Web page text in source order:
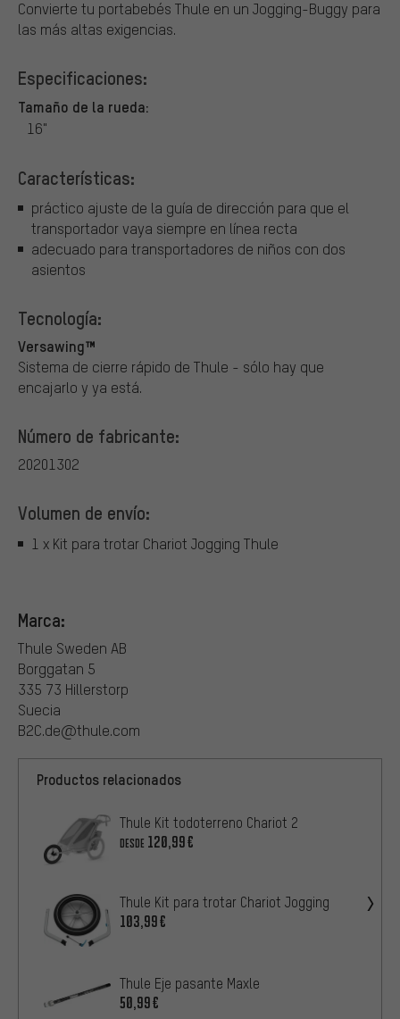
Convierte tu portabebés Thule en un Jogging-Buggy para
las más altas exigencias.
Especificaciones:
Tamaño de la rueda:
16"
Características:
práctico ajuste de la guía de dirección para que el
transportador vaya siempre en línea recta
adecuado para transportadores de niños con dos
asientos
Tecnología:
Versawing™
Sistema de cierre rápido de Thule - sólo hay que
encajarlo y ya está.
Número de fabricante:
20201302
Volumen de envío:
1 x Kit para trotar Chariot Jogging Thule
Marca:
Thule Sweden AB
Borggatan 5
335 73 Hillerstorp
Suecia
B2C.de@thule.com
Productos relacionados
Thule Kit todoterreno Chariot 2
DESDE 120,99€
Thule Kit para trotar Chariot Jogging
103,99€
Thule Eje pasante Maxle
50,99€